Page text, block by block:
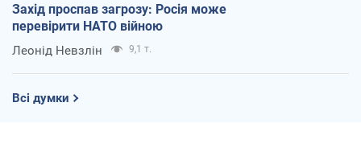
Захід проспав загрозу: Росія може
перевірити НАТО війною
Леонід Невзлін 9,1 т.
Всі думки